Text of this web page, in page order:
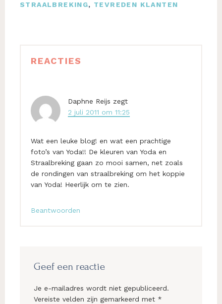
STRAALBREKING, TEVREDEN KLANTEN
Interacties
REACTIES
Daphne Reijs zegt
2 juli 2011 om 11:25
Wat een leuke blog! en wat een prachtige
foto’s van Yoda!! De kleuren van Yoda en
Straalbreking gaan zo mooi samen, net zoals
de rondingen van straalbreking om het koppie
van Yoda! Heerlijk om te zien.
Beantwoorden
Geef een reactie
Je e-mailadres wordt niet gepubliceerd.
Vereiste velden zijn gemarkeerd met *